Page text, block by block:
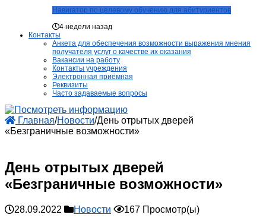
Навигатор по целевому обучению для абитуриентов
4 недели назад
Контакты
Анкета для обеспечения возможности выражения мнения
получателя услуг о качестве их оказания
Вакансии на работу
Контакты учреждения
Электронная приёмная
Реквизиты
Часто задаваемые вопросы
Главная/Новости/День отрытых дверей
«Безграничные возможности»
День отрытых дверей
«Безграничные возможности»
28.09.2022 Новости
167 Просмотр(ы)